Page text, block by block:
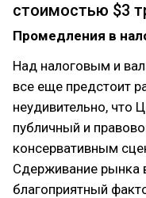
стоимостью $3
Промедления в
Над налоговым и
все еще предстоит
неудивительно, что
публичный и
консервативным
Сдерживание рынка
благоприятный